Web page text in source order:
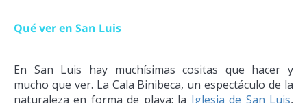
Qué ver en San Luis
En San Luis hay muchísimas cositas que hacer y
mucho que ver. La Cala Binibeca, un espectáculo de la
naturaleza en forma de playa; la Iglesia de San Luis,